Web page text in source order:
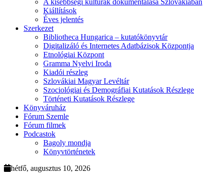
A kisebbségi kultúrák dokumentálása Szlovákiában
Kiállítások
Éves jelentés
Szerkezet
Bibliotheca Hungarica – kutatókönyvtár
Digitalizáló és Internetes Adatbázisok Központja
Etnológiai Központ
Gramma Nyelvi Iroda
Kiadói részleg
Szlovákiai Magyar Levéltár
Szociológiai és Demográfiai Kutatások Részlege
Történeti Kutatások Részlege
Könyváruház
Fórum Szemle
Fórum filmek
Podcastok
Bagoly mondja
Könyvtörténetek
hétfő, augusztus 10, 2026